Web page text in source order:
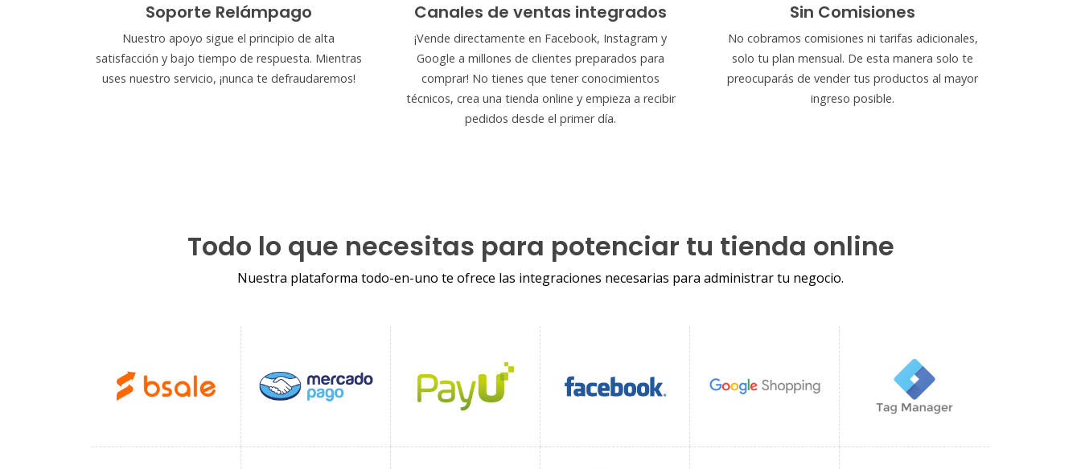
Soporte Relámpago
Nuestro apoyo sigue el principio de alta
satisfacción y bajo tiempo de respuesta. Mientras
uses nuestro servicio, ¡nunca te defraudaremos!
Canales de ventas integrados
¡Vende directamente en Facebook, Instagram y
Google a millones de clientes preparados para
comprar! No tienes que tener conocimientos
técnicos, crea una tienda online y empieza a recibir
pedidos desde el primer día.
Sin Comisiones
No cobramos comisiones ni tarifas adicionales,
solo tu plan mensual. De esta manera solo te
preocuparás de vender tus productos al mayor
ingreso posible.
Todo lo que necesitas para potenciar tu tienda online
Nuestra plataforma todo-en-uno te ofrece las integraciones necesarias para administrar tu negocio.